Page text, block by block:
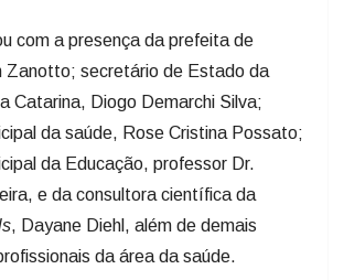
Zanotto; secretário de Estado da
Catarina, Diogo Demarchi Silva;
da saúde, Rose Cristina Possato;
da Educação, professor Dr.
e da consultora científica da
, Dayane Diehl, além de demais
da área da saúde.